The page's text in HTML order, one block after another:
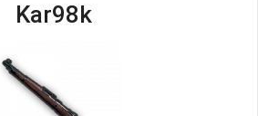
Kar98k